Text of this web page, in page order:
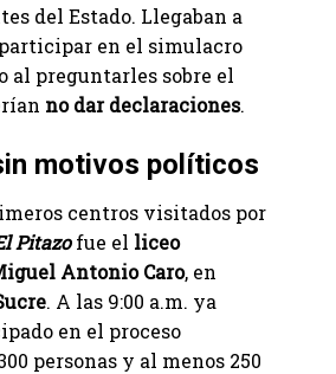
del Estado. Llegaban a
en el simulacro
al preguntarles sobre el
no dar declaraciones.
motivos políticos
centros visitados por
Pitazo fue el liceo
Antonio Caro, en
. A las 9:00 a.m. ya
en el proceso
personas y al menos 250